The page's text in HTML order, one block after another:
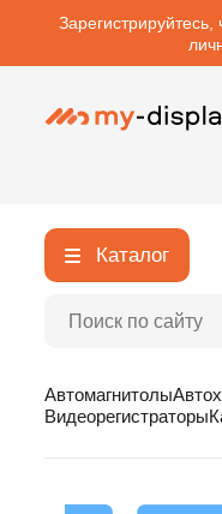
Зарегистрируйтесь,
Каталог
Автомагнитолы
Видеорегистраторы